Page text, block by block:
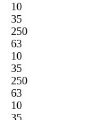
10
35
250
63
10
35
250
63
10
35